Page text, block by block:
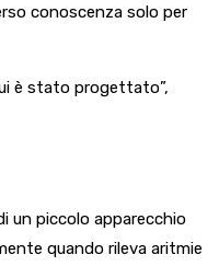
conoscenza solo per
è stato progettato”,
un piccolo apparecchio
quando rileva aritmie